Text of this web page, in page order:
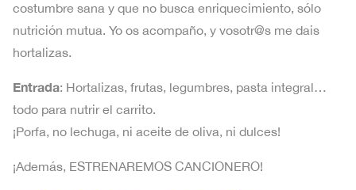
costumbre sana y que no busca enriquecimiento, sólo
nutrición mutua. Yo os acompaño, y vosotr@s me dais
hortalizas.
Entrada: Hortalizas, frutas, legumbres, pasta integral…
todo para nutrir el carrito.
¡Porfa, no lechuga, ni aceite de oliva, ni dulces!
¡Además, ESTRENAREMOS CANCIONERO!